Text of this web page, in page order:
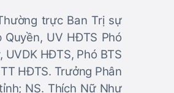
trực Ban Trị sự
UV HĐTS Phó
HĐTS, Phó BTS
HĐTS. Trưởng Phân
NS. Thích Nữ Như